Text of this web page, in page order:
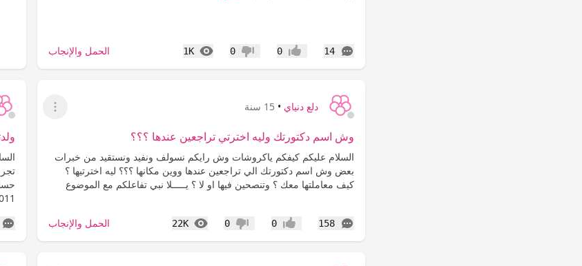
14
التعليقات إعجاب0 عدم إعجاب
0
1K
المشاهدات الحمل والإنجاب
دلع دنياي • 15 سنة
عرض القائمة
وش اسم دكتورتك وليه اخترتي تراجعين عندها ؟؟؟
السلام عليكم كيفكم ياكروشات وش رايكم نسولف ونفيد ونستقيد من خبرات
بعض وش اسم دكتورتك الي تراجعين عندها ووين مكانها ؟؟؟ ليه اخترتيها ؟
كيف معاملتها معك ؟ وتنصحين فيها او لا ؟ يـــــلا نبي تفاعلكم مع الموضوع
158
التعليقات إعجاب0 عدم إعجاب
0
22K
المشاهدات الحمل والإنجاب
12/6/